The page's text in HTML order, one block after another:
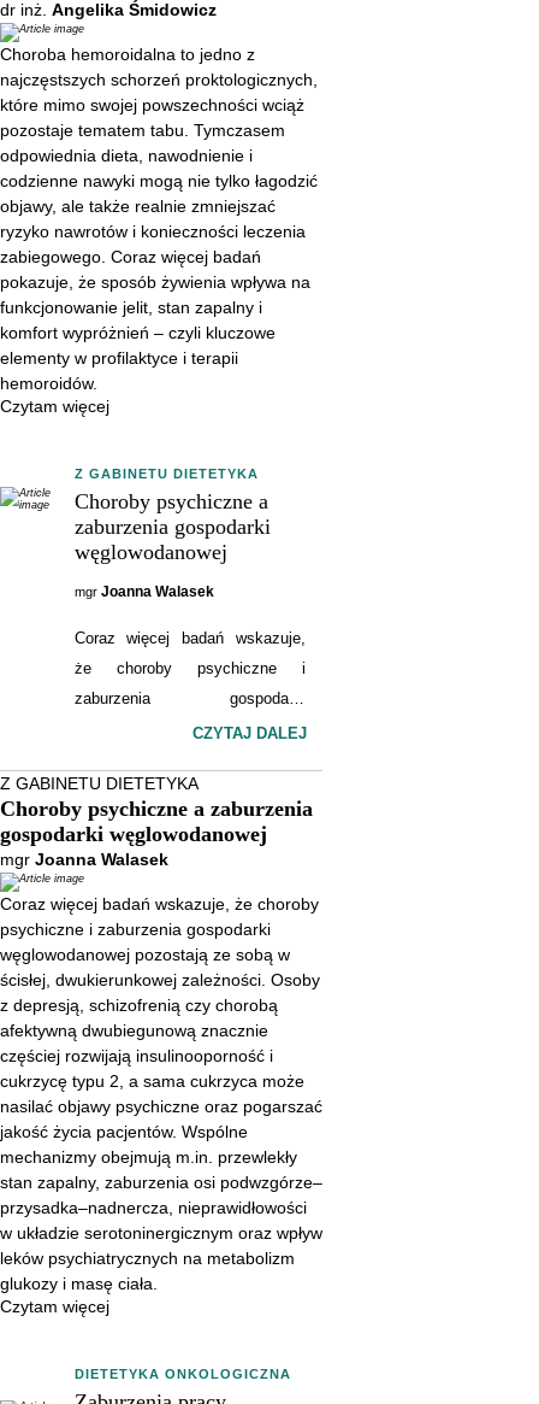
ale także realnie zmniejszać
ryzyko nawrotów i konieczności
leczenia zabiegowego. Coraz
więcej badań pokazuje, że
sposób żywienia wpływa na
funkcjonowanie jelit, stan
zapalny i komfort wypróżnień –
czyli kluczowe elementy w
hemoroidów.
dr inż. Angelika Śmidowicz
Choroba hemoroidalna to jedno z
najczęstszych schorzeń proktologicznych,
które mimo swojej powszechności wciąż
pozostaje tematem tabu. Tymczasem
odpowiednia dieta, nawodnienie i
codzienne nawyki mogą nie tylko łagodzić
objawy, ale także realnie zmniejszać
ryzyko nawrotów i konieczności leczenia
zabiegowego. Coraz więcej badań
pokazuje, że sposób żywienia wpływa na
funkcjonowanie jelit, stan zapalny i
komfort wypróżnień – czyli kluczowe
elementy w profilaktyce i terapii
hemoroidów.
Czytam więcej
Z GABINETU DIETETYKA
Choroby psychiczne a
zaburzenia gospodarki
węglowodanowej
mgr Joanna Walasek
Coraz więcej badań wskazuje,
że choroby psychiczne i
zaburzenia gospodarki
węglowodanowej pozostają ze
zależności. Osoby z depresją,
schizofrenią czy chorobą
afektywną dwubiegunową
znacznie częściej rozwijają
insulinooporność i cukrzycę typu
2, a sama cukrzyca może
nasilać objawy psychiczne oraz
pogarszać jakość życia
pacjentów. Wspólne
mechanizmy obejmują m.in.
przewlekły stan zapalny,
zaburzenia osi podwzgórze–
przysadka–nadnercza,
nieprawidłowości w układzie
serotoninergicznym oraz wpływ
leków psychiatrycznych na
metabolizm glukozy i masę
ciała.
CZYTAJ DALEJ
Z GABINETU DIETETYKA
Choroby psychiczne a zaburzenia
gospodarki węglowodanowej
mgr Joanna Walasek
Coraz więcej badań wskazuje, że choroby
psychiczne i zaburzenia gospodarki
węglowodanowej pozostają ze sobą w
ścisłej, dwukierunkowej zależności. Osoby
z depresją, schizofrenią czy chorobą
afektywną dwubiegunową znacznie
częściej rozwijają insulinooporność i
cukrzycę typu 2, a sama cukrzyca może
nasilać objawy psychiczne oraz pogarszać
jakość życia pacjentów. Wspólne
mechanizmy obejmują m.in. przewlekły
stan zapalny, zaburzenia osi podwzgórze–
przysadka–nadnercza, nieprawidłowości
w układzie serotoninergicznym oraz wpływ
leków psychiatrycznych na metabolizm
glukozy i masę ciała.
Czytam więcej
DIETETYKA ONKOLOGICZNA